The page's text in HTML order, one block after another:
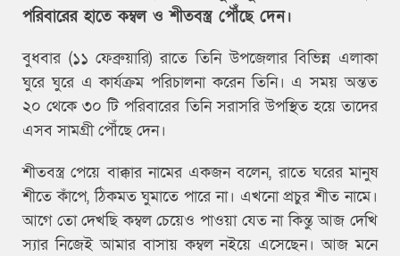
পরিবারের হাতে কম্বল ও শীতবস্ত্র পৌঁছে দেন।
বুধবার (১১ ফেব্রুয়ারি) রাতে তিনি উপজেলার বিভিন্ন এলাকা
ঘুরে ঘুরে এ কার্যক্রম পরিচালনা করেন তিনি। এ সময় অন্তত
২০ থেকে ৩০ টি পরিবারের তিনি সরাসরি উপস্থিত হয়ে তাদের
এসব সামগ্রী পৌঁছে দেন।
শীতবস্ত্র পেয়ে বাক্কার নামের একজন বলেন, রাতে ঘরের মানুষ
শীতে কাঁপে, ঠিকমত ঘুমাতে পারে না। এখনো প্রচুর শীত নামে।
আগে তো দেখছি কম্বল চেয়েও পাওয়া যেত না কিন্তু আজ দেখি
স্যার নিজেই আমার বাসায় কম্বল নইয়ে এসেছেন। আজ মনে